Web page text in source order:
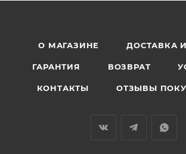
О МАГАЗИНЕ ДОСТАВКА
ГАРАНТИЯ ВОЗВРАТ
КОНТАКТЫ ОТЗЫВЫ